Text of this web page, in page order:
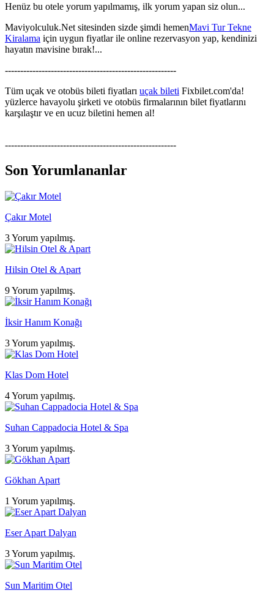
Henüz bu otele yorum yapılmamış, ilk yorum yapan siz olun...
Maviyolculuk.Net sitesinden sizde şimdi hemenMavi Tur Tekne
Kiralama için uygun fiyatlar ile online rezervasyon yap, kendinizi
hayatın mavisine bırak!...
--------------------------------------------------------
Tüm uçak ve otobüs bileti fiyatları uçak bileti Fixbilet.com'da!
yüzlerce havayolu şirketi ve otobüs firmalarının bilet fiyatlarını
karşılaştır ve en ucuz biletini hemen al!
--------------------------------------------------------
Son Yorumlananlar
Çakır Motel
3 Yorum yapılmış.
Hilsin Otel & Apart
9 Yorum yapılmış.
İksir Hanım Konağı
3 Yorum yapılmış.
Klas Dom Hotel
4 Yorum yapılmış.
Suhan Cappadocia Hotel & Spa
3 Yorum yapılmış.
Gökhan Apart
1 Yorum yapılmış.
Eser Apart Dalyan
3 Yorum yapılmış.
Sun Maritim Otel